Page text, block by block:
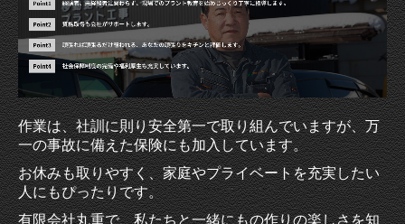
作業は、社訓に則り安全第一で取り組んでいますが、万
一の事故に備えた保険にも加入しています。
お休みも取りやすく、家庭やプライベートを充実したい
人にもぴったりです。
有限会社丸重で、私たちと一緒にもの作りの楽しさを知